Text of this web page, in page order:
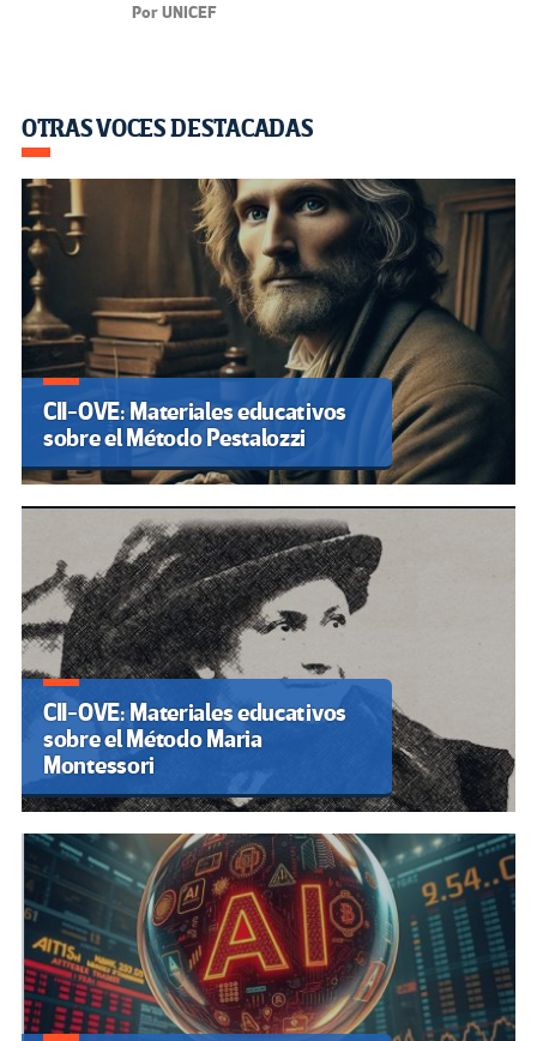
Por UNICEF
OTRAS VOCES DESTACADAS
CII-OVE: Materiales educativos
sobre el Método Pestalozzi
CII-OVE: Materiales educativos
sobre el Método Maria
Montessori